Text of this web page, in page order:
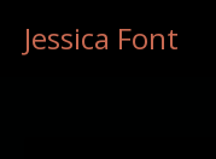
Jessica Font